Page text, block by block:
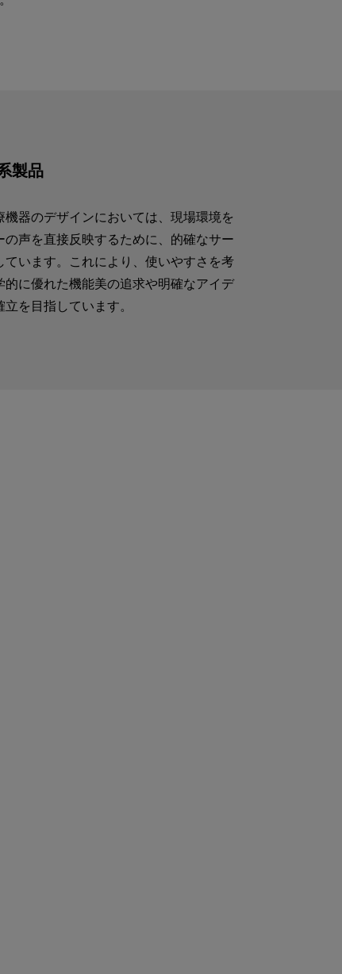
製品
機器のデザインにおいては、現場環境を
の声を直接反映するために、的確なサー
ています。これにより、使いやすさを考
的に優れた機能美の追求や明確なアイデ
を目指しています。